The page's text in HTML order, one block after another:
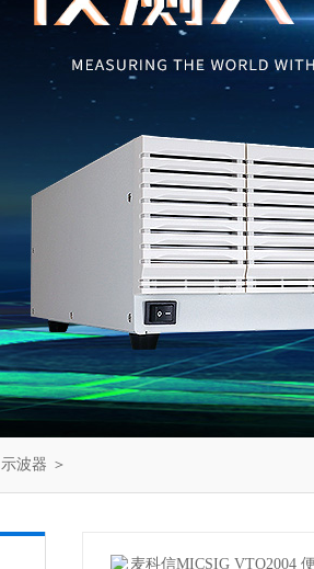
示波器 ＞